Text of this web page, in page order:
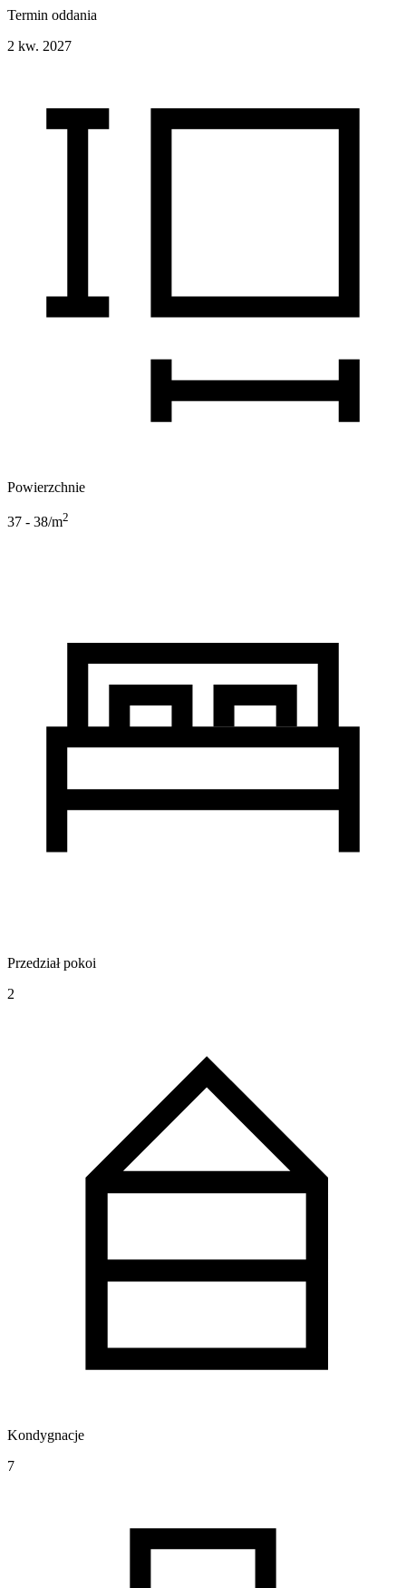
Termin oddania
2 kw. 2027
Powierzchnie
37 - 38/m2
Przedział pokoi
2
Kondygnacje
7